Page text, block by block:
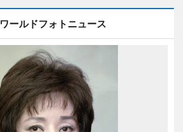
ワールドフォトニュース